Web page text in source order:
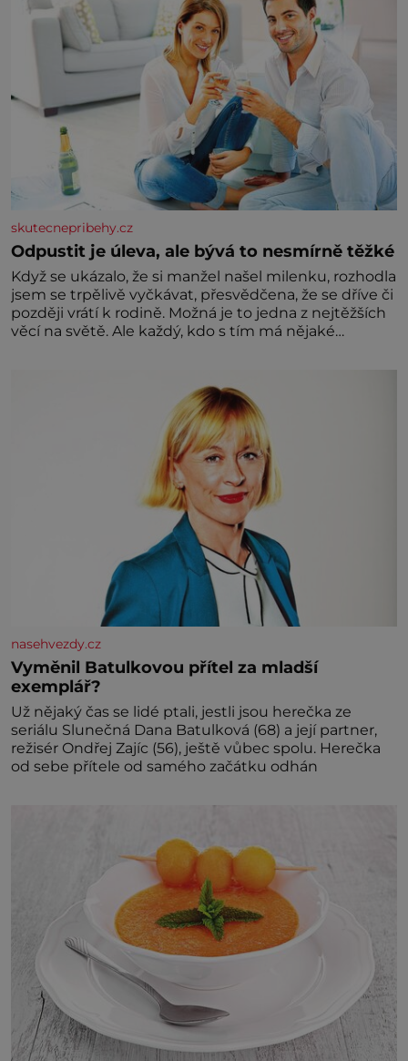
skutecnepribehy.cz
Odpustit je úleva, ale bývá to nesmírně těžké
Když se ukázalo, že si manžel našel milenku, rozhodla
jsem se trpělivě vyčkávat, přesvědčena, že se dříve či
později vrátí k rodině. Možná je to jedna z nejtěžších
věcí na světě. Ale každý, kdo s tím má nějaké
nasehvezdy.cz
Vyměnil Batulkovou přítel za mladší
exemplář?
Už nějaký čas se lidé ptali, jestli jsou herečka ze
seriálu Slunečná Dana Batulková (68) a její partner,
režisér Ondřej Zajíc (56), ještě vůbec spolu. Herečka
od sebe přítele od samého začátku odhán